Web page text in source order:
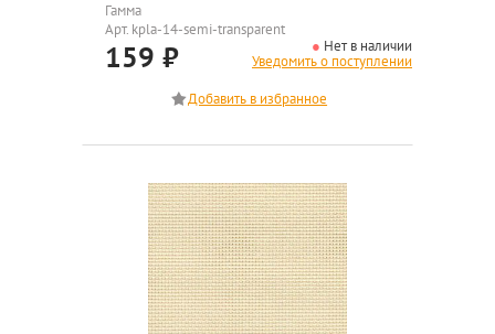
Гамма
Арт. kpla-14-semi-transparent
159 ₽
Нет в наличии
Уведомить о поступлении